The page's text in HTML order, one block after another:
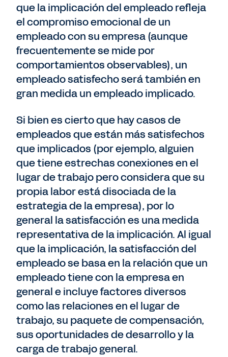
que la implicación del empleado refleja
el compromiso emocional de un
empleado con su empresa (aunque
frecuentemente se mide por
comportamientos observables), un
empleado satisfecho será también en
gran medida un empleado implicado.
Si bien es cierto que hay casos de
empleados que están más satisfechos
que implicados (por ejemplo, alguien
que tiene estrechas conexiones en el
lugar de trabajo pero considera que su
propia labor está disociada de la
estrategia de la empresa), por lo
general la satisfacción es una medida
representativa de la implicación. Al igual
que la implicación, la satisfacción del
empleado se basa en la relación que un
empleado tiene con la empresa en
general e incluye factores diversos
como las relaciones en el lugar de
trabajo, su paquete de compensación,
sus oportunidades de desarrollo y la
carga de trabajo general.